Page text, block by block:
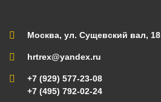
Москва, ул. Сущевский вал, 18
hrtrex@yandex.ru
+7 (929) 577-23-08
+7 (495) 792-02-24